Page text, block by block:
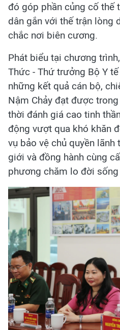
đó góp phần củng cố thế
dân gắn với thế trận lòng
chắc nơi biên cương.
Phát biểu tại chương
Thức - Thứ trưởng Bộ Y
những kết quả cán bộ,
Nậm Chảy đạt được
thời đánh giá cao tinh
động vượt qua khó khăn
vụ bảo vệ chủ quyền
giới và đồng hành cùng
phương chăm lo đời sống